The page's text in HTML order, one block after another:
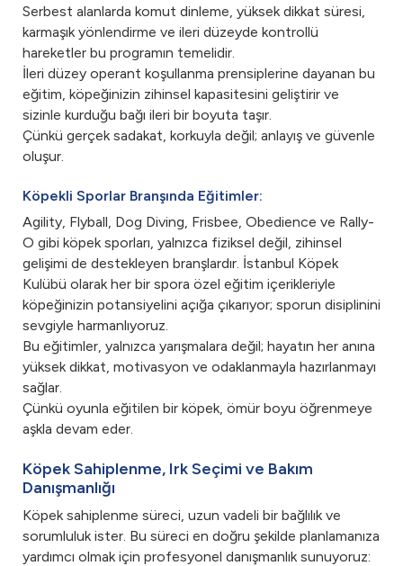
Serbest alanlarda komut dinleme, yüksek dikkat süresi,
karmaşık yönlendirme ve ileri düzeyde kontrollü
hareketler bu programın temelidir.
İleri düzey operant koşullanma prensiplerine dayanan bu
eğitim, köpeğinizin zihinsel kapasitesini geliştirir ve
sizinle kurduğu bağı ileri bir boyuta taşır.
Çünkü gerçek sadakat, korkuyla değil; anlayış ve güvenle
oluşur.
Köpekli Sporlar Branşında Eğitimler:
Agility, Flyball, Dog Diving, Frisbee, Obedience ve Rally-
O gibi köpek sporları, yalnızca fiziksel değil, zihinsel
gelişimi de destekleyen branşlardır. İstanbul Köpek
Kulübü olarak her bir spora özel eğitim içerikleriyle
köpeğinizin potansiyelini açığa çıkarıyor; sporun disiplinini
sevgiyle harmanlıyoruz.
Bu eğitimler, yalnızca yarışmalara değil; hayatın her anına
yüksek dikkat, motivasyon ve odaklanmayla hazırlanmayı
sağlar.
Çünkü oyunla eğitilen bir köpek, ömür boyu öğrenmeye
aşkla devam eder.
Köpek Sahiplenme, Irk Seçimi ve Bakım
Danışmanlığı
Köpek sahiplenme süreci, uzun vadeli bir bağlılık ve
sorumluluk ister. Bu süreci en doğru şekilde planlamanıza
yardımcı olmak için profesyonel danışmanlık sunuyoruz: